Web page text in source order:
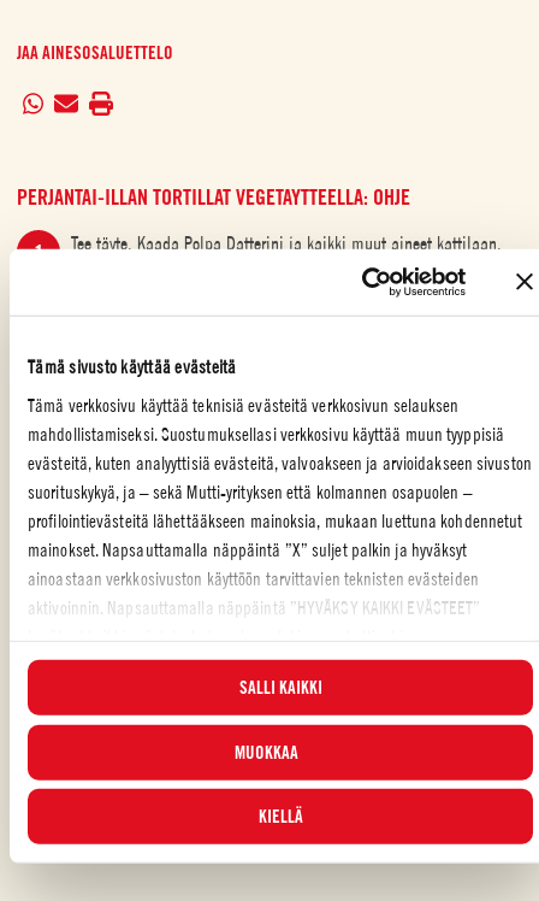
Tämä sivusto käyttää evästeitä
Tämä verkkosivu käyttää teknisiä evästeitä verkkosivun selauksen
mahdollistamiseksi. Suostumuksellasi verkkosivu käyttää muun tyyppisiä
evästeitä, kuten analyyttisiä evästeitä, valvoakseen ja arvioidakseen sivuston
suorituskykyä, ja – sekä Mutti-yrityksen että kolmannen osapuolen –
profilointievästeitä lähettääkseen mainoksia, mukaan luettuna kohdennetut
mainokset. Napsauttamalla näppäintä ”X” suljet palkin ja hyväksyt
ainoastaan verkkosivuston käyttöön tarvittavien teknisten evästeiden
aktivoinnin. Napsauttamalla näppäintä ”HYVÄKSY KAIKKI EVÄSTEET”
profilointievästeet. Voit valita milloin tahansa, mitkä evästeet hyväksyt, ja
katsella päivitettyä evästeluetteloa ”HALLINNOI”-painikkeesta. Lisätietoja
varten tutustuEvästekäytäntöömme.
SALLI KAIKKI
MUOKKAA
KIELLÄ
JAA AINESOSALUETTELO
PERJANTAI-ILLAN TORTILLAT VEGETAYTTEELLA: OHJE
Tee täyte. Kaada Polpa Datterini ja kaikki muut aineet kattilaan.
Keitä hiljalleen noin 15 minuuttia. Maista ja lisää tarvittaessa
Kokoa lettu täyttämällä se papu-tomaattiseoksella,
avokadosalaatilla, creme fraichella ja koristele lopuksi korianterin
lehdillä.
POHJOISMAINEN,ESPANJALAINEN,JUHLA,PERHE,AVOKADO
VIHANNEKSET,ALKUPALOJA,RUOKAJÄTE
Piditkö reseptistä?
ARVOSTELE JA JAA KAVEREILLESI